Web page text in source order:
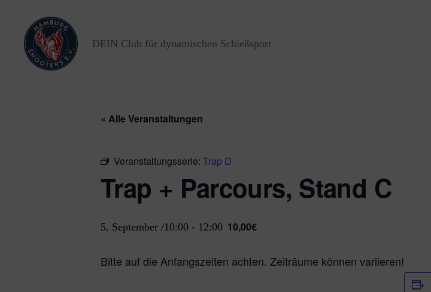
DEIN Club für dynamischen Schießsport
« Alle Veranstaltungen
Veranstaltungsserie: Trap D
Trap + Parcours, Stand C
5. September /10:00 - 12:00 10,00€
Bitte auf die Anfangszeiten achten. Zeiträume können variieren!